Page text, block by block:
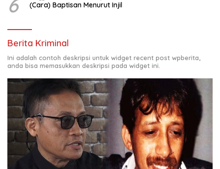
6 (Cara) Baptisan Menurut Injil
Berita Kriminal
Ini adalah contoh deskripsi untuk widget recent post wpberita,
anda bisa memasukkan deskripsi pada widget ini.